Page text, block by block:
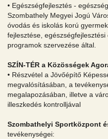
• Egészségfejlesztés -
Szombathely Megyei Jogú
óvodás és iskolás korú
fejlesztése,
programok szervezése által.
SZÍN-TÉR a Közösségek
• Részvétel a Jövőépítő
megvalósításában, a
megalapozásában, illetve a
illeszkedés kontrolljával
Szombathelyi Sportközpont
tevékenységei: